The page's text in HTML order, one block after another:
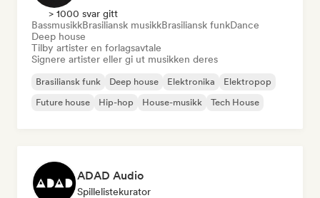
> 1000 svar gitt
BassmusikkBrasiliansk musikkBrasiliansk funkDance
Deep house
Tilby artister en forlagsavtale
Signere artister eller gi ut musikken deres
Brasiliansk funk Deep house Elektronika
Elektropop
Future house
Hip-hop House-musikk Tech House
ADAD Audio
Spillelistekurator